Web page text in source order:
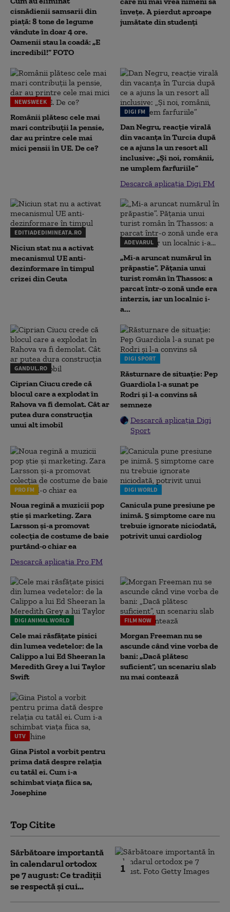
cisnădienii samsarii din
piață: 8 tone de legume
vândute în doar 4 ore.
Oamenii stau la coadă: „E
incredibil!” FOTO
înveţe. A pierdut aproape
jumătate din studenţi
NEWSWEEK
Românii plătesc cele mai
mari contribuții la pensie,
dar au printre cele mai
mici pensii în UE. De ce?
DIGI FM
Dan Negru, reacție virală
din vacanța în Turcia după
ce a ajuns la un resort all
inclusive: „Și noi, românii,
ne umplem farfuriile”
Descarcă aplicația Digi FM
EDITIADEDIMINEATA.RO
Niciun stat nu a activat
mecanismul UE anti-
dezinformare în timpul
crizei din Ceuta
ADEVARUL
„Mi-a aruncat numărul în
prăpastie”. Pățania unui
turist român în Thassos: a
parcat într-o zonă unde era
interzis, iar un localnic i-
a...
GANDUL.RO
Ciprian Ciucu crede că
blocul care a explodat în
Rahova va fi demolat. Cât ar
putea dura construcția
unui alt imobil
DIGI SPORT
Răsturnare de situație: Pep
Guardiola l-a sunat pe
Rodri și l-a convins să
semneze
Descarcă aplicația Digi
Sport
PRO FM
Noua regină a muzicii pop
știe și marketing. Zara
Larsson și-a promovat
colecția de costume de baie
purtând-o chiar ea
Descarcă aplicația Pro FM
DIGI WORLD
Canicula pune presiune pe
inimă. 5 simptome care nu
trebuie ignorate niciodată,
potrivit unui cardiolog
DIGI ANIMAL WORLD
Cele mai răsfățate pisici
din lumea vedetelor: de la
Calippo a lui Ed Sheeran la
Meredith Grey a lui Taylor
Swift
FILM NOW
Morgan Freeman nu se
ascunde când vine vorba de
bani: „Dacă plătesc
suficient”, un scenariu slab
nu mai contează
UTV
Gina Pistol a vorbit pentru
prima dată despre relația
cu tatăl ei. Cum i-a
schimbat viața fiica sa,
Josephine
Top Citite
1
Sărbătoare importantă
în calendarul ortodox
pe 7 august: Ce tradiții
se respectă și cui...